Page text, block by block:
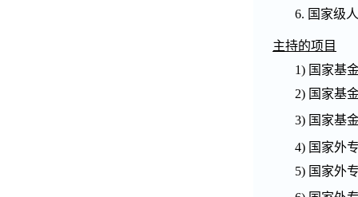
6. 国家级
主持的项目
1) 国家基
2) 国家基
3) 国家基
4) 国家外
5) 国家外